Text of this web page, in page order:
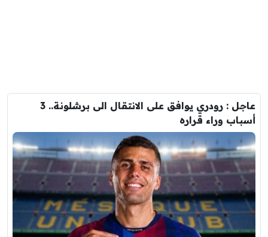
عاجل : رودري يوافق على الانتقال الى برشلونة.. 3
أسباب وراء قراره